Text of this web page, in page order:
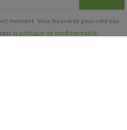
moment. Vous trouverez pour cela nos
la politique de confidentialité.